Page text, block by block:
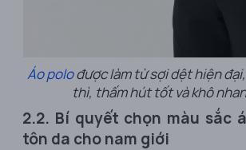
Áo polođược làm từ sợi dệt hiện
thì, thấm hút tốt và khô
2.2. Bí quyết chọn màu sắc
tôn da cho nam giới